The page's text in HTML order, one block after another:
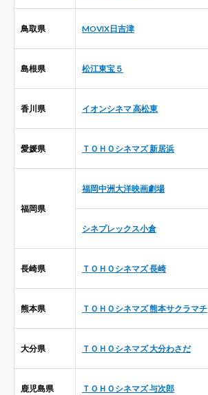
鳥取県 MOVIX日吉津
島根県 松江東宝５
香川県 イオンシネマ 高松東
愛媛県 ＴＯＨＯシネマズ 新居浜
福岡県
福岡中洲大洋映画劇場
シネプレックス小倉
長崎県 ＴＯＨＯシネマズ 長崎
熊本県 ＴＯＨＯシネマズ 熊本サクラマチ
大分県 ＴＯＨＯシネマズ 大分わさだ
鹿児島県 ＴＯＨＯシネマズ 与次郎